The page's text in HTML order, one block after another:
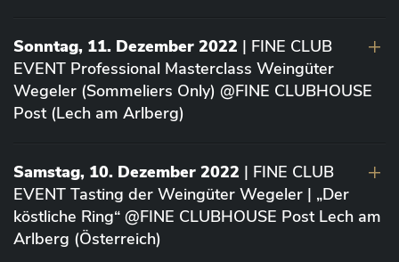
Sonntag, 11. Dezember 2022 | FINE CLUB
EVENT Professional Masterclass Weingüter
Wegeler (Sommeliers Only) @FINE CLUBHOUSE
Post (Lech am Arlberg)
Samstag, 10. Dezember 2022 | FINE CLUB
EVENT Tasting der Weingüter Wegeler | „Der
köstliche Ring“ @FINE CLUBHOUSE Post Lech am
Arlberg (Österreich)